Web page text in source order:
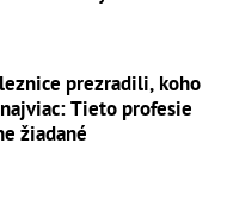
prezradili, koho
Tieto profesie
žiadané